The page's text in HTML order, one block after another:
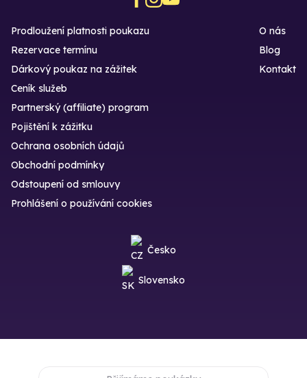
Prodloužení platnosti poukazu
Rezervace termínu
Dárkový poukaz na zážitek
O nás
Blog
Kontakt
Ceník služeb
Partnerský (affiliate) program
Pojištění k zážitku
Ochrana osobních údajů
Obchodní podmínky
Odstoupení od smlouvy
Prohlášení o používání cookies
Česko
Slovensko